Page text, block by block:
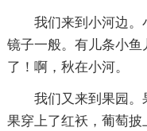
我们来到小河边。
镜子一般。有儿条小
了！啊，秋在小河。
我们又来到果园
果穿上了红袄，葡萄披